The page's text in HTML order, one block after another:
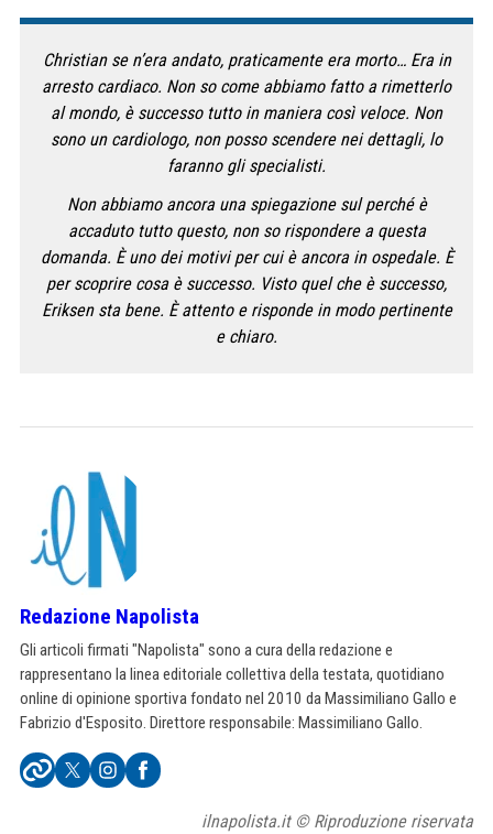
Christian se n’era andato, praticamente era morto… Era in
arresto cardiaco. Non so come abbiamo fatto a rimetterlo
al mondo, è successo tutto in maniera così veloce. Non
sono un cardiologo, non posso scendere nei dettagli, lo
faranno gli specialisti.
Non abbiamo ancora una spiegazione sul perché è
accaduto tutto questo, non so rispondere a questa
domanda. È uno dei motivi per cui è ancora in ospedale. È
per scoprire cosa è successo. Visto quel che è successo,
Eriksen sta bene. È attento e risponde in modo pertinente
e chiaro.
Redazione Napolista
Gli articoli firmati "Napolista" sono a cura della redazione e
rappresentano la linea editoriale collettiva della testata, quotidiano
online di opinione sportiva fondato nel 2010 da Massimiliano Gallo e
Fabrizio d'Esposito. Direttore responsabile: Massimiliano Gallo.
ilnapolista.it © Riproduzione riservata